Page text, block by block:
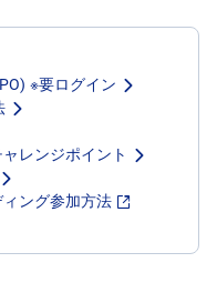
※要ログイン
レンジポイント
ング参加方法